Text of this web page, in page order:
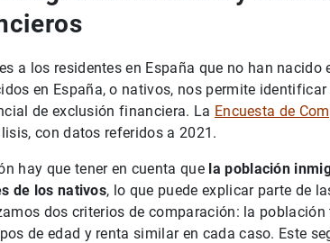
a los residentes en España que no han nacido
en España, o nativos, nos permite identificar
de exclusión financiera. La Encuesta de
con datos referidos a 2021.
hay que tener en cuenta quela población
de los nativos, lo que puede explicar parte de
dos criterios de comparación: la
de edad y renta similar en cada caso. Este